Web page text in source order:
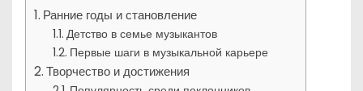
Ранние годы и становление
Детство в семье музыкантов
Первые шаги в музыкальной карьере
Творчество и достижения